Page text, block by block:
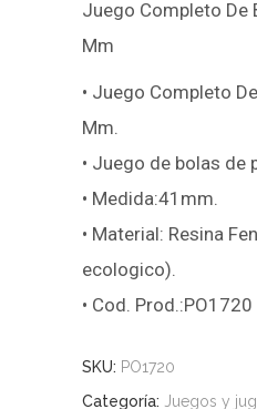
Juego Completo De
Mm
• Juego Completo
Mm.
• Juego de bolas de
• Medida:41mm.
• Material: Resina
ecologico).
• Cod. Prod.:PO1720
SKU: PO1720
Categoría: Juegos y